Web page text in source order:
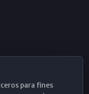
para fines